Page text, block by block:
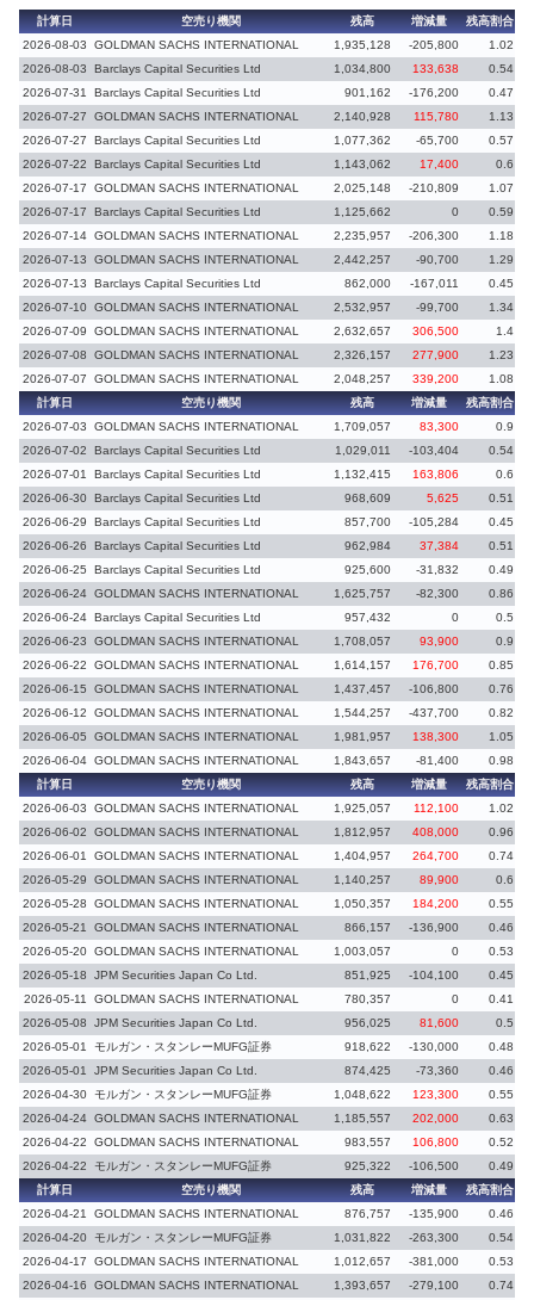
計算日 空売り機関 残高 増減量 残高割合
2026-08-03
GOLDMAN SACHS INTERNATIONAL 1,935,128 -205,800 1.02
2026-08-03
Barclays Capital Securities Ltd 1,034,800 133,638 0.54
2026-07-31
Barclays Capital Securities Ltd 901,162 -176,200
0.47
2026-07-27
GOLDMAN SACHS INTERNATIONAL 2,140,928 115,780 1.13
2026-07-27
Barclays Capital Securities Ltd 1,077,362 -65,700 0.57
2026-07-22
Barclays Capital Securities Ltd 1,143,062 17,400 0.6
2026-07-17
GOLDMAN SACHS INTERNATIONAL 2,025,148 -210,809 1.07
2026-07-17
Barclays Capital Securities Ltd 1,125,662 0 0.59
2026-07-14 GOLDMAN SACHS INTERNATIONAL 2,235,957 -206,300 1.18
2026-07-13
GOLDMAN SACHS INTERNATIONAL 2,442,257 -90,700 1.29
2026-07-13
Barclays Capital Securities Ltd 862,000 -167,011 0.45
2026-07-10 GOLDMAN SACHS INTERNATIONAL 2,532,957 -99,700 1.34
2026-07-09
GOLDMAN SACHS INTERNATIONAL 2,632,657 306,500 1.4
2026-07-08
GOLDMAN SACHS INTERNATIONAL 2,326,157 277,900 1.23
2026-07-07
GOLDMAN SACHS INTERNATIONAL 2,048,257 339,200 1.08
計算日
空売り機関 残高 増減量 残高割合
2026-07-03
GOLDMAN SACHS INTERNATIONAL 1,709,057 83,300 0.9
2026-07-02
Barclays Capital Securities Ltd 1,029,011 -103,404 0.54
2026-07-01
Barclays Capital Securities Ltd 1,132,415 163,806 0.6
2026-06-30 Barclays Capital Securities Ltd 968,609 5,625
0.51
2026-06-29
Barclays Capital Securities Ltd 857,700 -105,284 0.45
2026-06-26
Barclays Capital Securities Ltd 962,984 37,384 0.51
2026-06-25
Barclays Capital Securities Ltd 925,600 -31,832 0.49
2026-06-24 GOLDMAN SACHS INTERNATIONAL 1,625,757 -82,300 0.86
2026-06-24 Barclays Capital Securities Ltd 957,432 0 0.5
2026-06-23
GOLDMAN SACHS INTERNATIONAL 1,708,057 93,900 0.9
2026-06-22
GOLDMAN SACHS INTERNATIONAL 1,614,157 176,700 0.85
2026-06-15
GOLDMAN SACHS INTERNATIONAL 1,437,457 -106,800 0.76
2026-06-12
GOLDMAN SACHS INTERNATIONAL 1,544,257 -437,700 0.82
2026-06-05
GOLDMAN SACHS INTERNATIONAL 1,981,957 138,300 1.05
2026-06-04 GOLDMAN SACHS INTERNATIONAL 1,843,657 -81,400 0.98
計算日
空売り機関 残高 増減量 残高割合
2026-06-03
GOLDMAN SACHS INTERNATIONAL 1,925,057 112,100 1.02
2026-06-02
GOLDMAN SACHS INTERNATIONAL 1,812,957 408,000 0.96
2026-06-01
GOLDMAN SACHS INTERNATIONAL 1,404,957 264,700 0.74
2026-05-29
GOLDMAN SACHS INTERNATIONAL 1,140,257 89,900 0.6
2026-05-28
GOLDMAN SACHS INTERNATIONAL 1,050,357 184,200 0.55
2026-05-21
GOLDMAN SACHS INTERNATIONAL 866,157 -136,900 0.46
2026-05-20 GOLDMAN SACHS INTERNATIONAL 1,003,057 0 0.53
2026-05-18
JPM Securities Japan Co Ltd. 851,925 -104,100 0.45
2026-05-11
GOLDMAN SACHS INTERNATIONAL 780,357 0 0.41
2026-05-08
JPM Securities Japan Co Ltd. 956,025 81,600 0.5
2026-05-01
モルガン・スタンレーMUFG証券 918,622 -130,000 0.48
2026-05-01
JPM Securities Japan Co Ltd. 874,425 -73,360 0.46
2026-04-30 モルガン・スタンレーMUFG証券 1,048,622 123,300 0.55
2026-04-24 GOLDMAN SACHS INTERNATIONAL 1,185,557 202,000 0.63
2026-04-22
GOLDMAN SACHS INTERNATIONAL 983,557 106,800 0.52
2026-04-22
モルガン・スタンレーMUFG証券 925,322 -106,500 0.49
計算日
空売り機関 残高 増減量 残高割合
2026-04-21
GOLDMAN SACHS INTERNATIONAL 876,757 -135,900 0.46
2026-04-20 モルガン・スタンレーMUFG証券 1,031,822 -263,300 0.54
2026-04-17
GOLDMAN SACHS INTERNATIONAL 1,012,657 -381,000 0.53
2026-04-16
GOLDMAN SACHS INTERNATIONAL 1,393,657 -279,100 0.74